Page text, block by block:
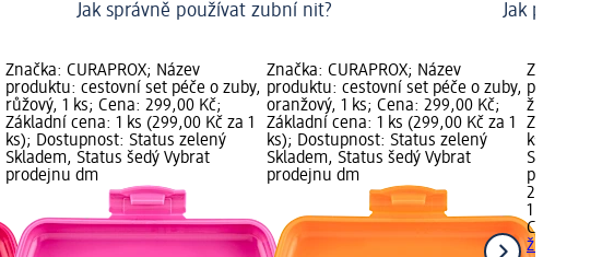
Jak správně používat zubní nit? Jak poznat
Značka: CURAPROX; Název
produktu: cestovní set péče o zuby,
růžový, 1 ks; Cena: 299,00 Kč;
Základní cena: 1 ks (299,00 Kč za 1
ks); Dostupnost: Status zelený
Skladem, Status šedý Vybrat
prodejnu dm
Značka: CURAPROX; Název
produktu: cestovní set péče o zuby,
oranžový, 1 ks; Cena: 299,00 Kč;
Základní cena: 1 ks (299,00 Kč za 1
ks); Dostupnost: Status zelený
Skladem, Status šedý Vybrat
prodejnu dm
Značka:
produktu:
žlutý, 1 ks;
Základní
ks);
Skladem,
prodejnu
299,00 Kč
1 ks
CURAPROX
žlutý, 1 ks